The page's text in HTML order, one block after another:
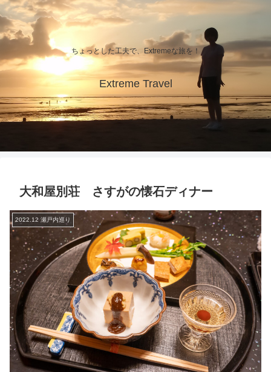
ちょっとした工夫で、Extremeな旅を！
Extreme Travel
大和屋別荘 さすがの懐石ディナー
2022.12 瀬戸内巡り